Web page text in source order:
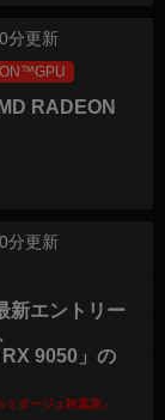
分更新
RADEON
分更新
新エントリー
9050」の
タージュ秋葉原」